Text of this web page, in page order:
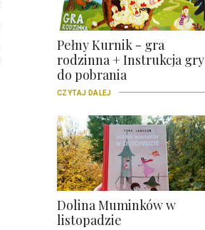
Pełny Kurnik - gra
rodzinna + Instrukcja gry
do pobrania
CZYTAJ DALEJ
Dolina Muminków w
listopadzie